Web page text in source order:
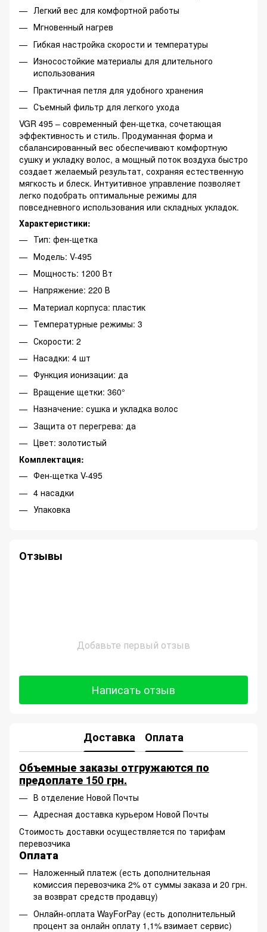
Легкий вес для комфортной работы
Мгновенный нагрев
Гибкая настройка скорости и температуры
Износостойкие материалы для длительного
использования
Практичная петля для удобного хранения
Съемный фильтр для легкого ухода
VGR 495 – современный фен-щетка, сочетающая
эффективность и стиль. Продуманная форма и
сбалансированный вес обеспечивают комфортную
сушку и укладку волос, а мощный поток воздуха быстро
создает желаемый результат, сохраняя естественную
мягкость и блеск. Интуитивное управление позволяет
легко подобрать оптимальные режимы для
повседневного использования или складных укладок.
Характеристики:
Тип: фен-щетка
Модель: V-495
Мощность: 1200 Вт
Напряжение: 220 В
Материал корпуса: пластик
Температурные режимы: 3
Скорости: 2
Насадки: 4 шт
Функция ионизации: да
Вращение щетки: 360°
Назначение: сушка и укладка волос
Защита от перегрева: да
Цвет: золотистый
Комплектация:
Фен-щетка V-495
4 насадки
Упаковка
Отзывы
Добавьте первый отзыв
Написать отзыв
Доставка
Оплата
Объемные заказы отгружаются по
предоплате 150 грн.
В отделение Новой Почты
Адресная доставка курьером Новой Почты
Стоимость доставки осуществляется по тарифам
перевозчика
Оплата
Наложенный платеж (есть дополнительная
комиссия перевозчика 2% от суммы заказа и 20 грн.
за возврат средств продавцу)
Онлайн-оплата WayForPay (есть дополнительный
процент за онлайн оплату 1,1% взимает сервис)